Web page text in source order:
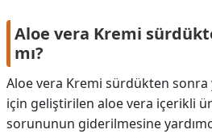
Aloe vera Kremi
mı?
Aloe vera Kremi sürdükten sonra
için geliştirilen aloe vera içerikli
sorununun giderilmesine